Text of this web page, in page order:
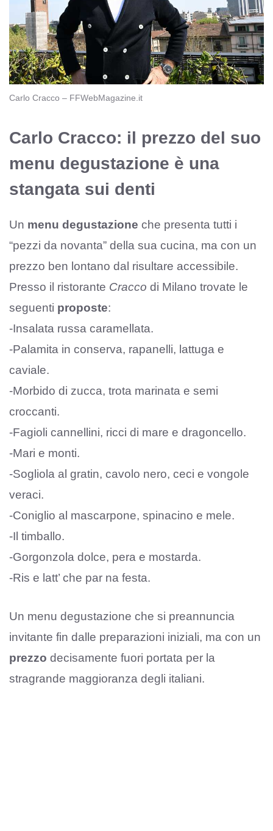
Carlo Cracco – FFWebMagazine.it
Carlo Cracco: il prezzo del suo
menu degustazione è una
stangata sui denti
Un menu degustazione che presenta tutti i
“pezzi da novanta” della sua cucina, ma con un
prezzo ben lontano dal risultare accessibile.
Presso il ristorante Cracco di Milano trovate le
seguenti proposte:
-Insalata russa caramellata.
-Palamita in conserva, rapanelli, lattuga e
caviale.
-Morbido di zucca, trota marinata e semi
croccanti.
-Fagioli cannellini, ricci di mare e dragoncello.
-Mari e monti.
-Sogliola al gratin, cavolo nero, ceci e vongole
veraci.
-Coniglio al mascarpone, spinacino e mele.
-Il timballo.
-Gorgonzola dolce, pera e mostarda.
-Ris e latt’ che par na festa.
Un menu degustazione che si preannuncia
invitante fin dalle preparazioni iniziali, ma con un
prezzo decisamente fuori portata per la
stragrande maggioranza degli italiani.